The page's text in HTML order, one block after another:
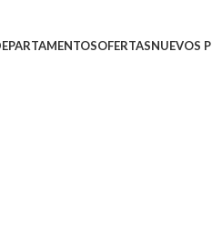
OFERTASNUEVOS